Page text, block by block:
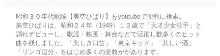
昭和３０年代歌謡【美空ひばり】をyoutubeで便利に検索。
美空ひばりは、昭和２４年（1949）１２歳で「天才少女歌手」と
謂れデビューし、歌謡・映画・舞台などで活躍し数多くのヒット
曲を残しました。「悲しき口笛」「東京キッド」「悲しい酒」
「リンゴ追分」をはじめ多くの楽曲ががあります。